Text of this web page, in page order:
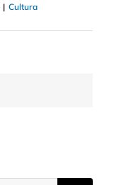
| Cultura